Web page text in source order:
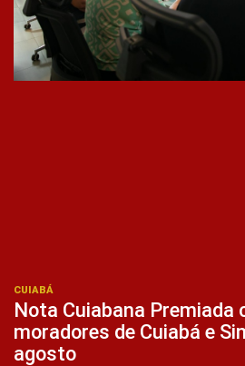
CUIABÁ
Nota Cuiabana Premiada
moradores de Cuiabá e
agosto